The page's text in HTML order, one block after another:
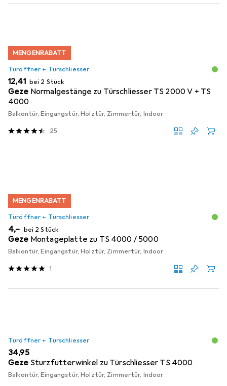
MENGENRABATT
Türöffner + Türschliesser
EUR
12,41 bei 2 Stück
Geze Normalgestänge zu Türschliesser TS 2000 V + TS
4000
Balkontür, Eingangstür, Holztür, Zimmertür, Indoor
25
MENGENRABATT
Türöffner + Türschliesser
EUR
4,– bei 2 Stück
Geze Montageplatte zu TS 4000 / 5000
Balkontür, Eingangstür, Holztür, Zimmertür, Indoor
1
Türöffner + Türschliesser
EUR
34,95
Geze Sturzfutterwinkel zu Türschliesser TS 4000
Balkontür, Eingangstür, Holztür, Zimmertür, Indoor